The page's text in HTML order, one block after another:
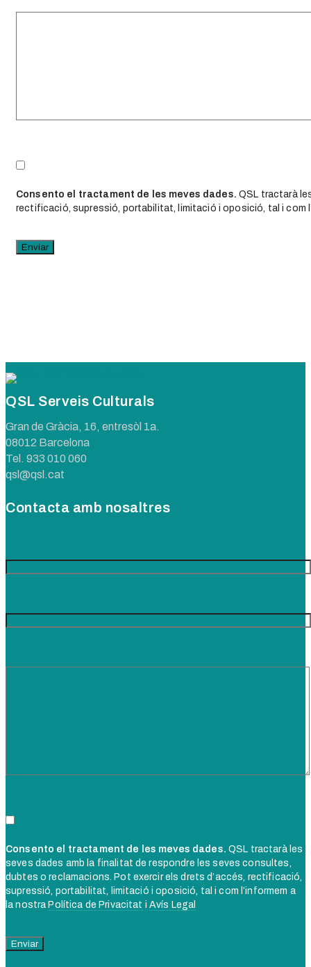
Consento el tractament de les meves dades. QSL tractarà
rectificació, supressió, portabilitat, limitació i oposició, tal i com
QSL Serveis Culturals
Gran de Gràcia, 16, entresòl 1a.
08012 Barcelona
Tel.933 010 060
qsl@qsl.cat
Contacta amb nosaltres
Consento el tractament de les meves dades. QSL tractarà les
seves dades amb la finalitat de respondre les seves consultes,
dubtes o reclamacions. Pot exercir els drets d’accés, rectificació,
supressió, portabilitat, limitació i oposició, tal i com l’informem a
la nostraPolítica de Privacitat i Avís Legal